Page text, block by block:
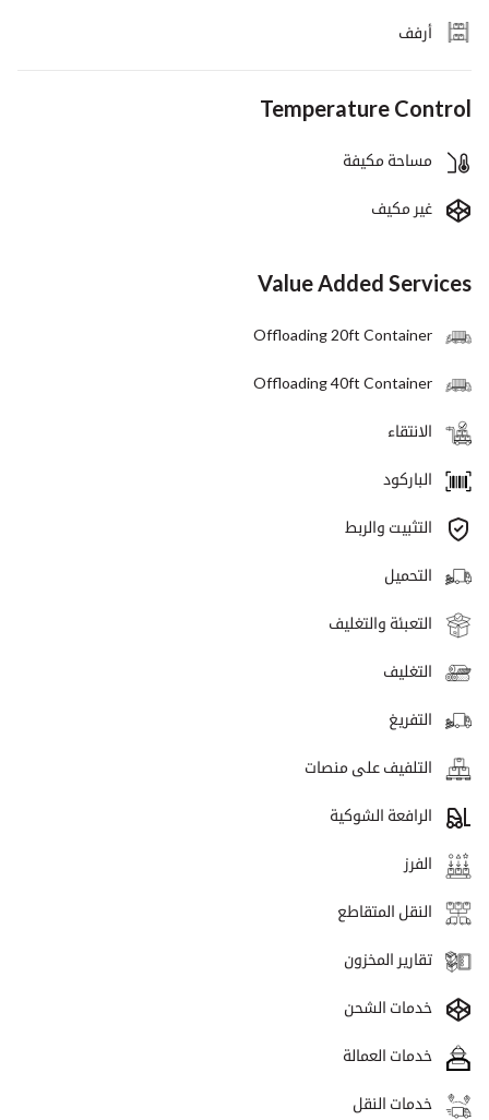
أرفف
Temperature Control
مساحة مكيفة
غير مكيف
Value Added Services
Offloading 20ft Container
Offloading 40ft Container
الانتقاء
الباركود
التثبيت والربط
التحميل
التعبئة والتغليف
التغليف
التفريغ
التلفيف على منصات
الرافعة الشوكية
الفرز
النقل المتقاطع
تقارير المخزون
خدمات الشحن
خدمات العمالة
خدمات النقل